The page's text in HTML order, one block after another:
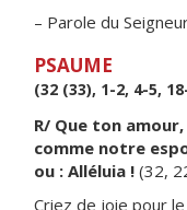
– Parole du
PSAUME
(32 (33), 1-2, 4-5,
R/ Que ton
comme notre
ou : Alléluia ! (32,
Criez de joie pour